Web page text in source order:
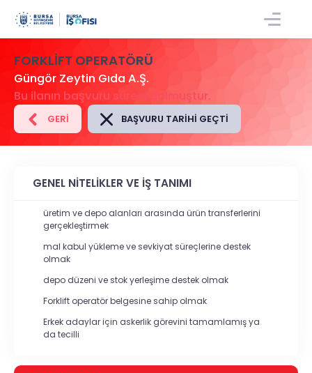
GIRIŞ/KAYIT
FORKLIFT OPERATÖRÜ
Güngör Zeytin Gıda A.Ş.
Bu ilanın başvuru süresi dolmuştur.
GERI BAŞVURU TARIHI GEÇTI
GENEL NİTELİKLER VE İŞ TANIMI
üretim ve depo alanları arasında ürün transferlerini
gerçekleştirmek
mal kabul yükleme ve sevkiyat süreçlerine destek
olmak
depo düzeni ve stok yerleşime destek olmak
Forklift operatör belgesine sahip olmak
Erkek adaylar için askerlik görevini tamamlamış ya
da tecilli